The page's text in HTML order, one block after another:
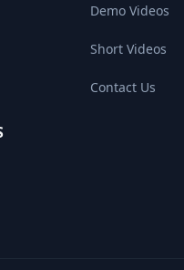
Demo Videos
Short Videos
Contact Us